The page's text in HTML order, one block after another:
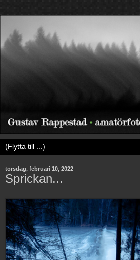
torsdag, februari 10, 2022
Sprickan...